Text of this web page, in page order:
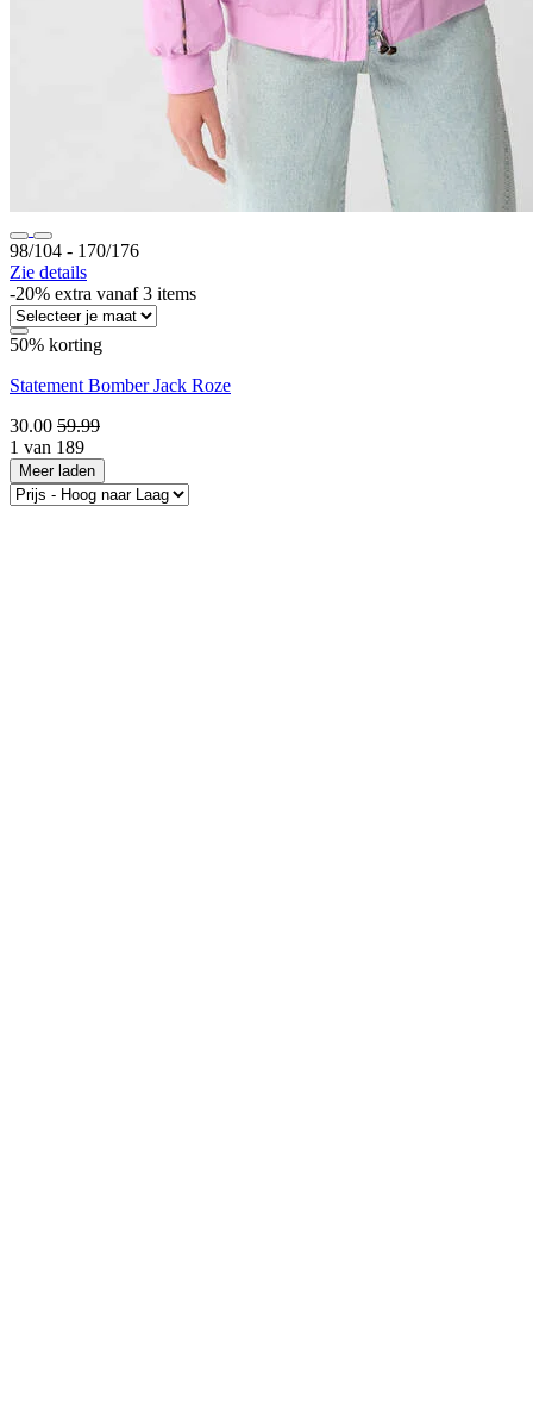
98/104 ‐ 170/176
Zie details
-20% extra vanaf 3 items
50% korting
Statement Bomber Jack Roze
30.00 59.99
1 van 189
Meer laden